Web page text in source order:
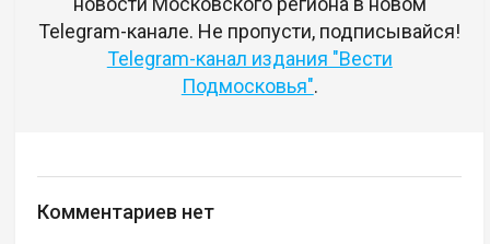
Telegram-канале. Не пропусти, подписывайся!
Telegram-канал издания "Вести
Подмосковья".
Комментариев нет